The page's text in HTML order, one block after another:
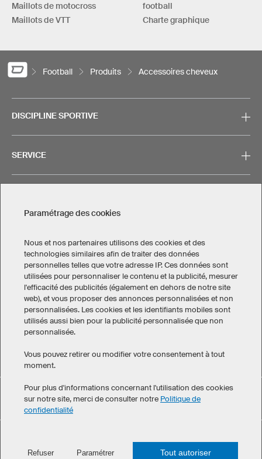
Maillots de motocross
Maillots de VTT
football
Charte graphique
Football Produits Accessoires cheveux
DISCIPLINE SPORTIVE
SERVICE
Canada
Mentions légales
Politique de confidentialité
Paramétrage des cookies
Conditions générales de vente
Accessoires cheveux a obtenu une note moyenne de 5 sur 5 ,
calculée à partir de 7 avis clients
Paramétrage des cookies
Nous et nos partenaires utilisons des cookies et des
technologies similaires afin de traiter des données
personnelles telles que votre adresse IP. Ces données sont
utilisées pour personnaliser le contenu et la publicité, mesurer
l'efficacité des publicités (également en dehors de notre site
web), et vous proposer des annonces personnalisées et non
personnalisées. Les cookies et les identifiants mobiles sont
utilisés aussi bien pour la publicité personnalisée que non
personnalisée.
Vous pouvez retirer ou modifier votre consentement à tout
moment.
Pour plus d'informations concernant l'utilisation des cookies
sur notre site, merci de consulter notre Politique de
confidentialité
Refuser Paramétrer Tout autoriser